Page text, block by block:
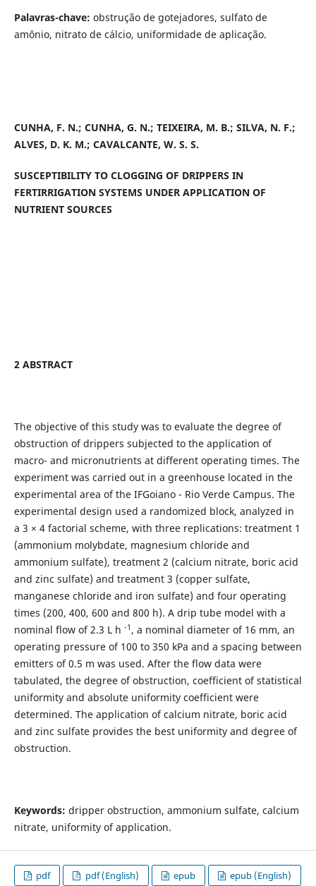
Palavras-chave: obstrução de gotejadores, sulfato de
amônio, nitrato de cálcio, uniformidade de aplicação.
CUNHA, F. N.; CUNHA, G. N.; TEIXEIRA, M. B.; SILVA, N. F.;
ALVES, D. K. M.; CAVALCANTE, W. S. S.
SUSCEPTIBILITY TO CLOGGING OF DRIPPERS IN
FERTIRRIGATION SYSTEMS UNDER APPLICATION OF
NUTRIENT SOURCES
2 ABSTRACT
The objective of this study was to evaluate the degree of
obstruction of drippers subjected to the application of
macro- and micronutrients at different operating times. The
experiment was carried out in a greenhouse located in the
experimental area of the IFGoiano - Rio Verde Campus. The
experimental design used a randomized block, analyzed in
a 3 × 4 factorial scheme, with three replications: treatment 1
(ammonium molybdate, magnesium chloride and
ammonium sulfate), treatment 2 (calcium nitrate, boric acid
and zinc sulfate) and treatment 3 (copper sulfate,
manganese chloride and iron sulfate) and four operating
times (200, 400, 600 and 800 h). A drip tube model with a
nominal flow of 2.3 L h -1 , a nominal diameter of 16 mm, an
operating pressure of 100 to 350 kPa and a spacing between
emitters of 0.5 m was used. After the flow data were
tabulated, the degree of obstruction, coefficient of statistical
uniformity and absolute uniformity coefficient were
determined. The application of calcium nitrate, boric acid
and zinc sulfate provides the best uniformity and degree of
obstruction.
Keywords: dripper obstruction, ammonium sulfate, calcium
nitrate, uniformity of application.
pdf pdf (English) epub epub (English)